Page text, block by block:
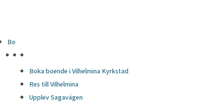
Bo
Boka boende i Vilhelmina Kyrkstad
Res till Vilhelmina
Upplev Sagavägen